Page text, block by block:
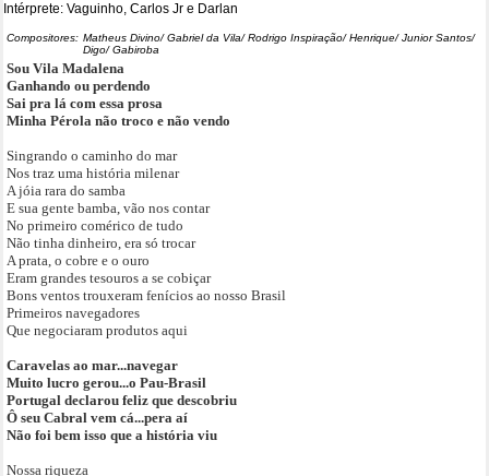
Intérprete: Vaguinho, Carlos Jr e Darlan
Compositores: Matheus Divino/ Gabriel da Vila/ Rodrigo Inspiração/ Henrique/ Junior Santos/
Digo/ Gabiroba
Sou Vila Madalena
Ganhando ou perdendo
Sai pra lá com essa prosa
Minha Pérola não troco e não vendo
Singrando o caminho do mar
Nos traz uma história milenar
A jóia rara do samba
E sua gente bamba, vão nos contar
No primeiro comérico de tudo
Não tinha dinheiro, era só trocar
A prata, o cobre e o ouro
Eram grandes tesouros a se cobiçar
Bons ventos trouxeram fenícios ao nosso Brasil
Primeiros navegadores
Que negociaram produtos aqui
Caravelas ao mar...navegar
Muito lucro gerou...o Pau-Brasil
Portugal declarou feliz que descobriu
Ô seu Cabral vem cá...pera aí
Não foi bem isso que a história viu
Nossa riqueza